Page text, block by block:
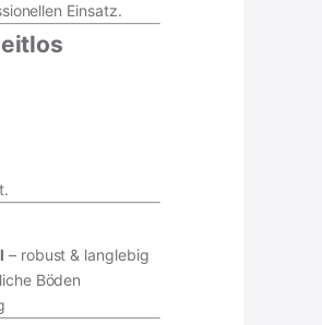
Einsatz.
– robust & langlebig
Böden